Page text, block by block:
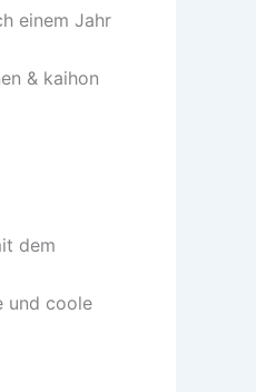
einem Jahr
& kaihon
dem
und coole